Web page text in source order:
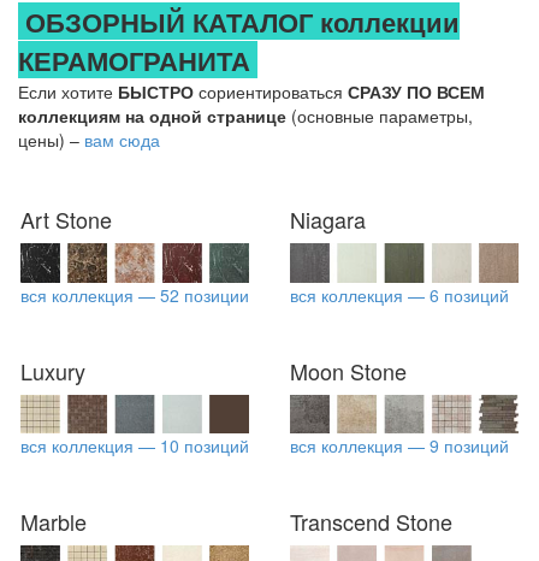
ОБЗОРНЫЙ КАТАЛОГ коллекции
КЕРАМОГРАНИТА
Если хотите БЫСТРО сориентироваться СРАЗУ ПО ВСЕМ
коллекциям на одной странице (основные параметры,
цены) – вам сюда
Art Stone
вся коллекция — 52 позиции
Niagara
вся коллекция — 6 позиций
Luxury
вся коллекция — 10 позиций
Moon Stone
вся коллекция — 9 позиций
Marble Transcend Stone